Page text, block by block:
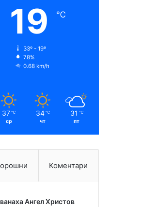
19 ℃
33º - 19º
78%
0.68 km/h
37 ℃
ср
34 ℃
чт
31 ℃
пт
Коментари
Ангел Христов